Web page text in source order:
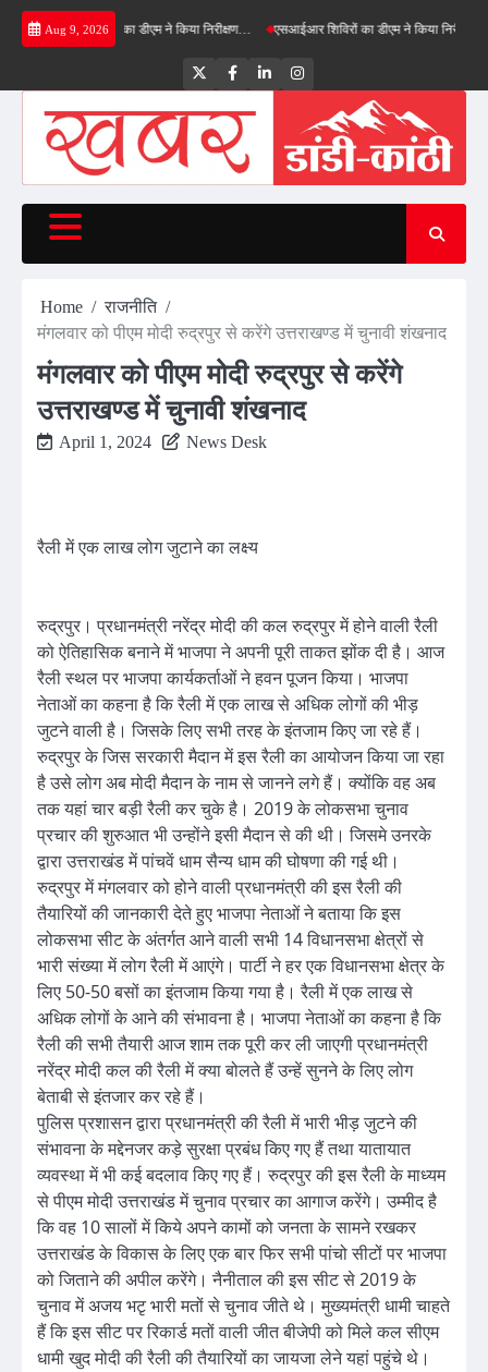
Skip
Aug 9, 2026
बाईपास का डीएम ने किया निरीक्षण… एसआईआर शिविरों का डीएम ने किया निरीक्षण,
TwitterFacebookLinkedInInstagram
Home
राजनीति
मंगलवार को पीएम मोदी रुद्रपुर से करेंगे उत्तराखण्ड में चुनावी शंखनाद
मंगलवार को पीएम मोदी रुद्रपुर से करेंगे
उत्तराखण्ड में चुनावी शंखनाद
April 1, 2024 News Desk
रैली में एक लाख लोग जुटाने का लक्ष्य
रुद्रपुर। प्रधानमंत्री नरेंद्र मोदी की कल रुद्रपुर में होने वाली रैली
को ऐतिहासिक बनाने में भाजपा ने अपनी पूरी ताकत झोंक दी है। आज
रैली स्थल पर भाजपा कार्यकर्ताओं ने हवन पूजन किया। भाजपा
नेताओं का कहना है कि रैली में एक लाख से अधिक लोगों की भीड़
जुटने वाली है। जिसके लिए सभी तरह के इंतजाम किए जा रहे हैं।
रुद्रपुर के जिस सरकारी मैदान में इस रैली का आयोजन किया जा रहा
है उसे लोग अब मोदी मैदान के नाम से जानने लगे हैं। क्योंकि वह अब
तक यहां चार बड़ी रैली कर चुके है। 2019 के लोकसभा चुनाव
प्रचार की शुरुआत भी उन्होंने इसी मैदान से की थी। जिसमे उनरके
द्वारा उत्तराखंड में पांचवें धाम सैन्य धाम की घोषणा की गई थी।
रुद्रपुर में मंगलवार को होने वाली प्रधानमंत्री की इस रैली की
तैयारियों की जानकारी देते हुए भाजपा नेताओं ने बताया कि इस
लोकसभा सीट के अंतर्गत आने वाली सभी 14 विधानसभा क्षेत्रों से
भारी संख्या में लोग रैली में आएंगे। पार्टी ने हर एक विधानसभा क्षेत्र के
लिए 50-50 बसों का इंतजाम किया गया है। रैली में एक लाख से
अधिक लोगों के आने की संभावना है। भाजपा नेताओं का कहना है कि
रैली की सभी तैयारी आज शाम तक पूरी कर ली जाएगी प्रधानमंत्री
नरेंद्र मोदी कल की रैली में क्या बोलते हैं उन्हें सुनने के लिए लोग
बेताबी से इंतजार कर रहे हैं।
पुलिस प्रशासन द्वारा प्रधानमंत्री की रैली में भारी भीड़ जुटने की
संभावना के मद्देनजर कड़े सुरक्षा प्रबंध किए गए हैं तथा यातायात
व्यवस्था में भी कई बदलाव किए गए हैं। रुद्रपुर की इस रैली के माध्यम
से पीएम मोदी उत्तराखंड में चुनाव प्रचार का आगाज करेंगे। उम्मीद है
कि वह 10 सालों में किये अपने कामों को जनता के सामने रखकर
उत्तराखंड के विकास के लिए एक बार फिर सभी पांचो सीटों पर भाजपा
को जिताने की अपील करेंगे। नैनीताल की इस सीट से 2019 के
चुनाव में अजय भटृ भारी मतों से चुनाव जीते थे। मुख्यमंत्री धामी चाहते
हैं कि इस सीट पर रिकार्ड मतों वाली जीत बीजेपी को मिले कल सीएम
धामी खुद मोदी की रैली की तैयारियों का जायजा लेने यहां पहुंचे थे।